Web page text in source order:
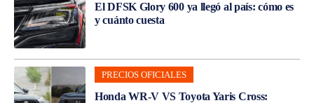
El DFSK Glory 600 ya llegó al país: cómo es
y cuánto cuesta
PRECIOS OFICIALES
Honda WR-V VS Toyota Yaris Cross: